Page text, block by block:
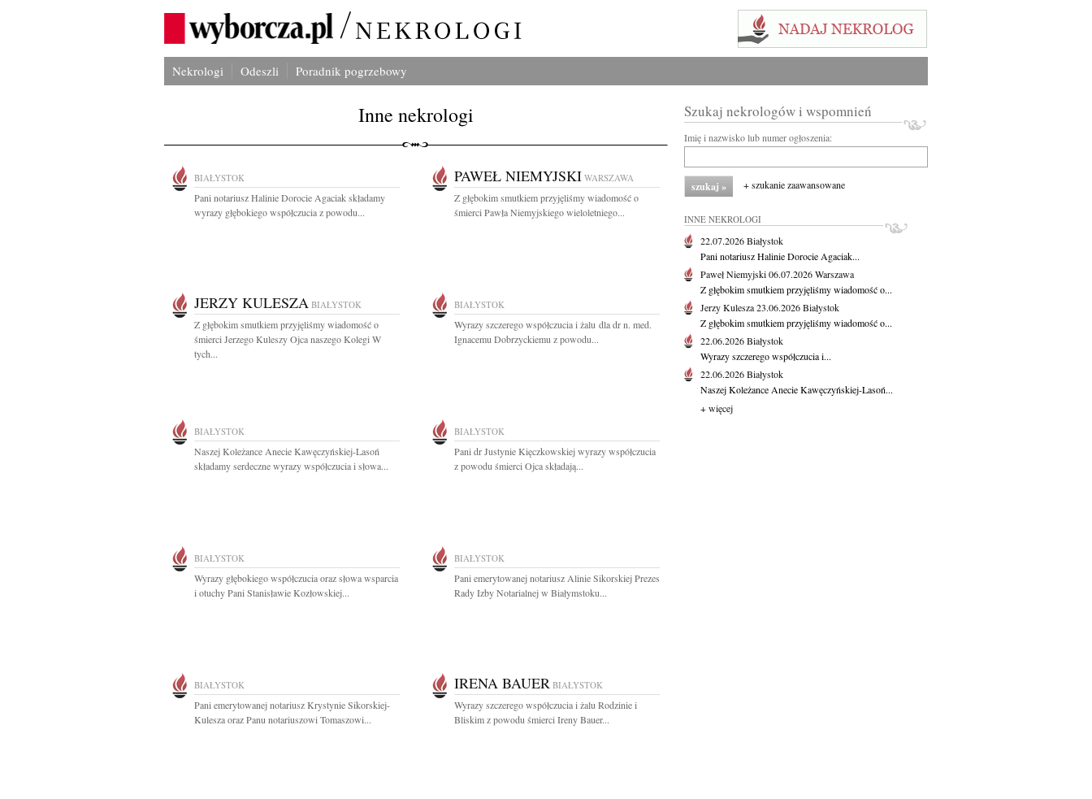
Nekrologi Odeszli Poradnik pogrzebowy
Inne nekrologi
BIAŁYSTOK
Pani notariusz Halinie Dorocie Agaciak składamy
wyrazy głębokiego współczucia z powodu...
PAWEŁ NIEMYJSKI WARSZAWA
Z głębokim smutkiem przyjęliśmy wiadomość o
śmierci Pawła Niemyjskiego wieloletniego...
JERZY KULESZA BIAŁYSTOK
Z głębokim smutkiem przyjęliśmy wiadomość o
śmierci Jerzego Kuleszy Ojca naszego Kolegi W
tych...
BIAŁYSTOK
Wyrazy szczerego współczucia i żalu dla dr n. med.
Ignacemu Dobrzyckiemu z powodu...
BIAŁYSTOK
Naszej Koleżance Anecie Kawęczyńskiej-Lasoń
składamy serdeczne wyrazy współczucia i słowa...
BIAŁYSTOK
Pani dr Justynie Kięczkowskiej wyrazy współczucia
z powodu śmierci Ojca składają...
BIAŁYSTOK
Wyrazy głębokiego współczucia oraz słowa wsparcia
i otuchy Pani Stanisławie Kozłowskiej...
BIAŁYSTOK
Pani emerytowanej notariusz Alinie Sikorskiej Prezes
Rady Izby Notarialnej w Białymstoku...
BIAŁYSTOK
Pani emerytowanej notariusz Krystynie Sikorskiej-
Kulesza oraz Panu notariuszowi Tomaszowi...
IRENA BAUER BIAŁYSTOK
Wyrazy szczerego współczucia i żalu Rodzinie i
Bliskim z powodu śmierci Ireny Bauer...
Szukaj nekrologów i wspomnień
Imię i nazwisko lub numer ogłoszenia:
+ szukanie zaawansowane
INNE NEKROLOGI
22.07.2026Białystok
Pani notariusz Halinie Dorocie Agaciak...
Paweł Niemyjski06.07.2026Warszawa
Z głębokim smutkiem przyjęliśmy wiadomość o...
Jerzy Kulesza23.06.2026Białystok
Z głębokim smutkiem przyjęliśmy wiadomość o...
22.06.2026Białystok
Wyrazy szczerego współczucia i...
22.06.2026Białystok
Naszej Koleżance Anecie Kawęczyńskiej-Lasoń...
+ więcej